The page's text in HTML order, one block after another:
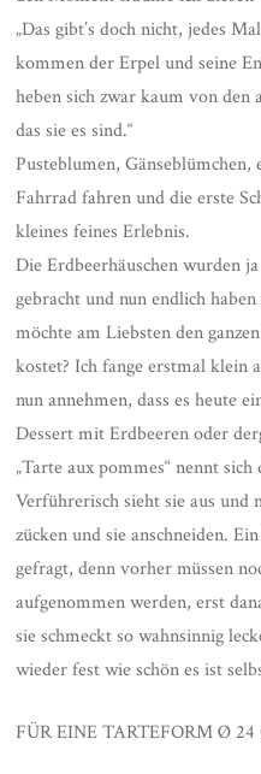
„Das gibt’s doch nicht, jedes
kommen der Erpel und seine
heben sich zwar kaum von den
das sie es sind.“
Pusteblumen,
Fahrrad fahren und die erste
kleines feines Erlebnis.
Die Erdbeerhäuschen wurden
gebracht und nun endlich
möchte am Liebsten den
kostet? Ich fange erstmal klein
nun annehmen, dass es heute
Dessert mit Erdbeeren oder
„Tarte aux pommes“ nennt sich
Verführerisch sieht sie aus und
zücken und sie anschneiden.
gefragt, denn vorher müssen
aufgenommen werden, erst
sie schmeckt so wahnsinnig
wieder fest wie schön es ist
FÜR EINE TARTEFORMØ 24